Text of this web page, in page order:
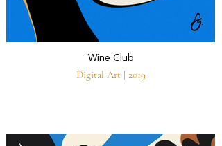
Wine Club
Digital Art | 2019